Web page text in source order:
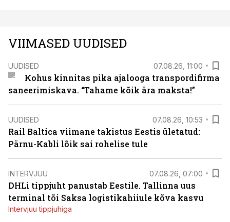
VIIMASED UUDISED
UUDISED 07.08.26, 11:00
Kohus kinnitas pika ajalooga transpordifirma
saneerimiskava. “Tahame kõik ära maksta!”
UUDISED 07.08.26, 10:53
Rail Baltica viimane takistus Eestis ületatud:
Pärnu-Kabli lõik sai rohelise tule
INTERVJUU 07.08.26, 07:00
DHLi tippjuht panustab Eestile. Tallinna uus
terminal tõi Saksa logistikahiiule kõva kasvu
Intervjuu tippjuhiga